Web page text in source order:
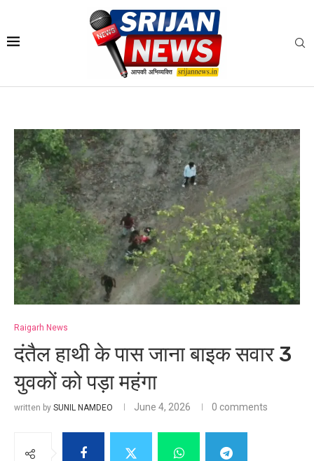
Raigarh News
दंतैल हाथी के पास जाना बाइक सवार 3
युवकों को पड़ा महंगा
written by SUNIL NAMDEO June 4, 2026 0 comments